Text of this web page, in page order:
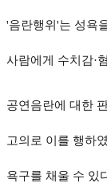
'음란행위'는 성욕
사람에게 수치감·
공연음란에 대한
고의로 이를 행하
욕구를 채울 수 있